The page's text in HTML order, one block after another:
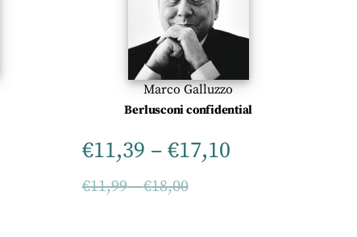
Marco Galluzzo
Berlusconi confidential
€11,39 – €17,10
€11,99–€18,00